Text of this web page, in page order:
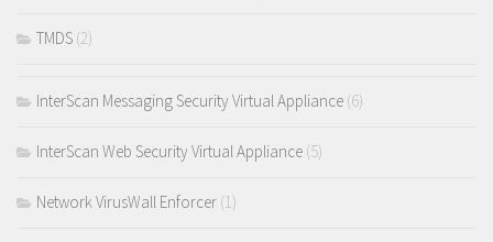
TMDS (2)
InterScan Messaging Security Virtual Appliance (6)
InterScan Web Security Virtual Appliance (5)
Network VirusWall Enforcer (1)